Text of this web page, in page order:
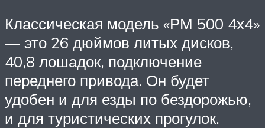
Классическая модель «РМ 500 4х4»
— это 26 дюймов литых дисков,
40,8 лошадок, подключение
переднего привода. Он будет
удобен и для езды по бездорожью,
и для туристических прогулок.